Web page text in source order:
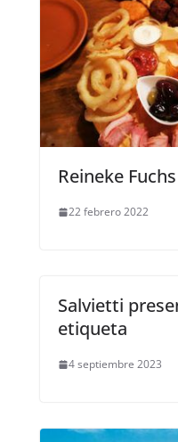
Reineke
22 febrero 2022
Salvietti
etiqueta
4 septiembre 2023